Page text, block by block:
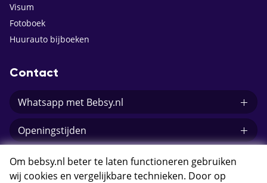
Visum
Fotoboek
Huurauto bijboeken
Contact
Whatsapp met Bebsy.nl
Openingstijden
E-mail Bebsy.nl
Om bebsy.nl beter te laten functioneren gebruiken
wij cookies en vergelijkbare technieken. Door op